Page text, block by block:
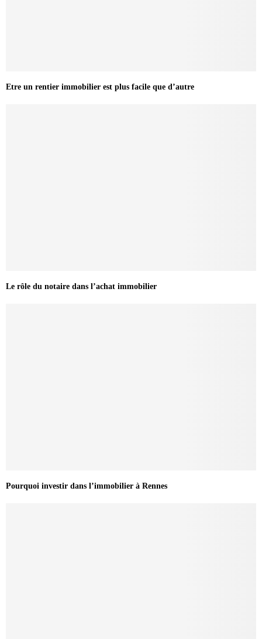
Etre un rentier immobilier est plus facile que d’autre
Le rôle du notaire dans l’achat immobilier
Pourquoi investir dans l’immobilier à Rennes